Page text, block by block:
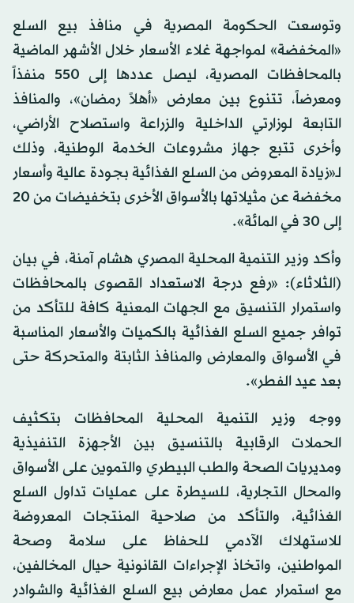
وتوسعت الحكومة المصرية في منافذ بيع السلع
«المخفضة» لمواجهة غلاء الأسعار خلال الأشهر الماضية
بالمحافظات المصرية، ليصل عددها إلى 550 منفذاً
ومعرضاً، تتنوع بين معارض «أهلاً رمضان»، والمنافذ
التابعة لوزارتي الداخلية والزراعة واستصلاح الأراضي،
وأخرى تتبع جهاز مشروعات الخدمة الوطنية، وذلك
لـ«زيادة المعروض من السلع الغذائية بجودة عالية وأسعار
مخفضة عن مثيلاتها بالأسواق الأخرى بتخفيضات من 20
إلى 30 في المائة».
وأكد وزير التنمية المحلية المصري هشام آمنة، في بيان
(الثلاثاء): «رفع درجة الاستعداد القصوى بالمحافظات
واستمرار التنسيق مع الجهات المعنية كافة للتأكد من
توافر جميع السلع الغذائية بالكميات والأسعار المناسبة
في الأسواق والمعارض والمنافذ الثابتة والمتحركة حتى
بعد عيد الفطر».
ووجه وزير التنمية المحلية المحافظات بتكثيف
الحملات الرقابية بالتنسيق بين الأجهزة التنفيذية
ومديريات الصحة والطب البيطري والتموين على الأسواق
والمحال التجارية، للسيطرة على عمليات تداول السلع
الغذائية، والتأكد من صلاحية المنتجات المعروضة
للاستهلاك الآدمي للحفاظ على سلامة وصحة
المواطنين، واتخاذ الإجراءات القانونية حيال المخالفين،
مع استمرار عمل معارض بيع السلع الغذائية والشوادر